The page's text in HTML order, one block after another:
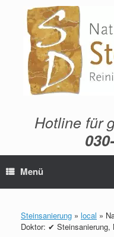
springen
Hotline für
Menü
Steinsanierung » local »
Doktor: ✔ Steinsanierung,